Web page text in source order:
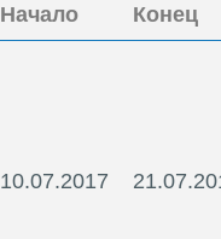
Начало Конец
10.07.2017